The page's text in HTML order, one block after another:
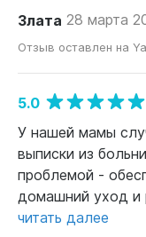
Злата 28 марта
Отзыв оставлен на
5.0
У нашей мамы
выписки из
проблемой -
домашний уход и
читать далее